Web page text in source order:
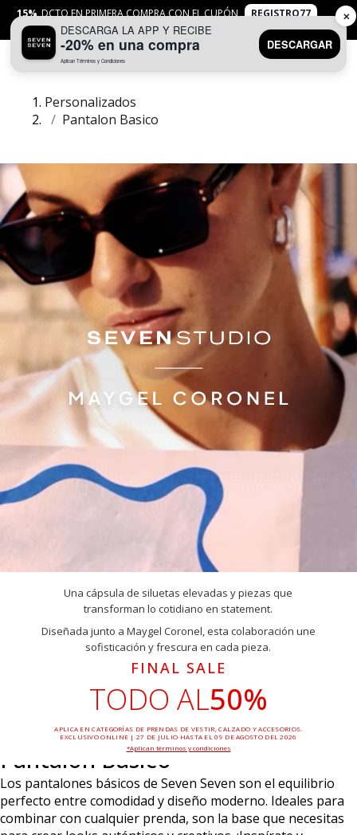
15% DCTO EN PRIMERA COMPRA CON EL CUPÓN
REGISTRO77
APLICANTYC
Personalizados
Pantalon Basico
Una cápsula de siluetas elevadas y piezas que
transforman lo cotidiano en statement.
Diseñada junto a Maygel Coronel, esta colaboración une
sofisticación y frescura en cada pieza.
FINAL SALE
TODO AL50%
APLICA EN CATEGORÍAS DE PRENDAS DE VESTIR, CALZADO Y ACCESORIOS.
EXCLUSIVO ONLINE | 27 DE JULIO HASTA EL 09 DE AGOSTO DEL 2026
*Aplican términos y condiciones
Pantalón Básico
Los pantalones básicos de Seven Seven son el equilibrio
perfecto entre comodidad y diseño moderno. Ideales para
combinar con cualquier prenda, son la base que necesitas
DESCARGA LA APP Y RECIBE
-20% en una compra
Aplican Términos y Condiciones
DESCARGAR
✕